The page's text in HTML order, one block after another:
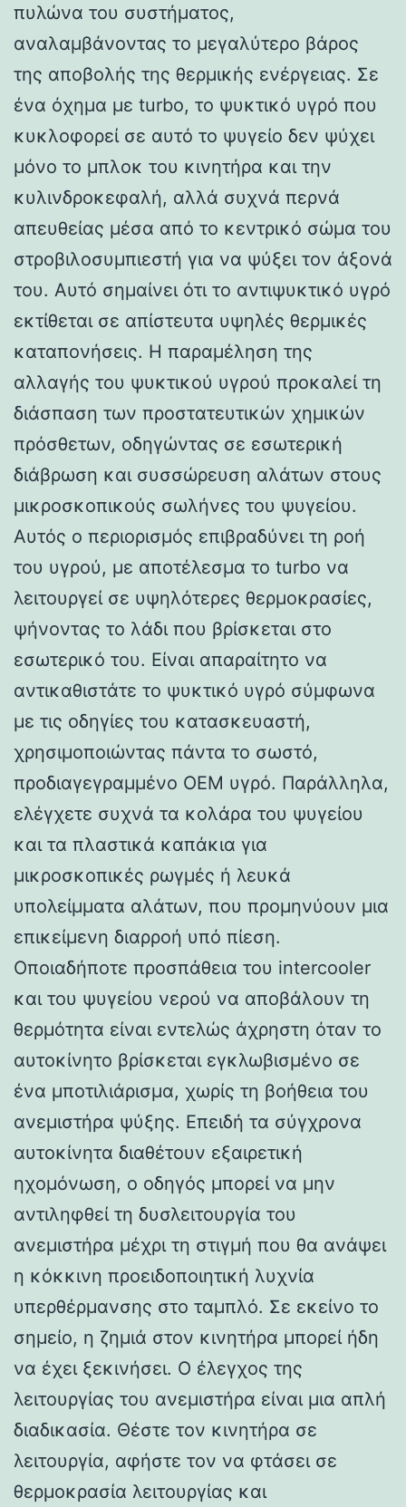
πυλώνα του συστήματος,
αναλαμβάνοντας το μεγαλύτερο βάρος
της αποβολής της θερμικής ενέργειας. Σε
ένα όχημα με turbo, το ψυκτικό υγρό που
κυκλοφορεί σε αυτό το ψυγείο δεν ψύχει
μόνο το μπλοκ του κινητήρα και την
κυλινδροκεφαλή, αλλά συχνά περνά
απευθείας μέσα από το κεντρικό σώμα του
στροβιλοσυμπιεστή για να ψύξει τον άξονά
του. Αυτό σημαίνει ότι το αντιψυκτικό υγρό
εκτίθεται σε απίστευτα υψηλές θερμικές
καταπονήσεις. Η παραμέληση της
αλλαγής του ψυκτικού υγρού προκαλεί τη
διάσπαση των προστατευτικών χημικών
πρόσθετων, οδηγώντας σε εσωτερική
διάβρωση και συσσώρευση αλάτων στους
μικροσκοπικούς σωλήνες του ψυγείου.
Αυτός ο περιορισμός επιβραδύνει τη ροή
του υγρού, με αποτέλεσμα το turbo να
λειτουργεί σε υψηλότερες θερμοκρασίες,
ψήνοντας το λάδι που βρίσκεται στο
εσωτερικό του. Είναι απαραίτητο να
αντικαθιστάτε το ψυκτικό υγρό σύμφωνα
με τις οδηγίες του κατασκευαστή,
χρησιμοποιώντας πάντα το σωστό,
προδιαγεγραμμένο OEM υγρό. Παράλληλα,
ελέγχετε συχνά τα κολάρα του ψυγείου
και τα πλαστικά καπάκια για
μικροσκοπικές ρωγμές ή λευκά
υπολείμματα αλάτων, που προμηνύουν μια
επικείμενη διαρροή υπό πίεση.
Οποιαδήποτε προσπάθεια του intercooler
και του ψυγείου νερού να αποβάλουν τη
θερμότητα είναι εντελώς άχρηστη όταν το
αυτοκίνητο βρίσκεται εγκλωβισμένο σε
ένα μποτιλιάρισμα, χωρίς τη βοήθεια του
ανεμιστήρα ψύξης. Επειδή τα σύγχρονα
αυτοκίνητα διαθέτουν εξαιρετική
ηχομόνωση, ο οδηγός μπορεί να μην
αντιληφθεί τη δυσλειτουργία του
ανεμιστήρα μέχρι τη στιγμή που θα ανάψει
η κόκκινη προειδοποιητική λυχνία
υπερθέρμανσης στο ταμπλό. Σε εκείνο το
σημείο, η ζημιά στον κινητήρα μπορεί ήδη
να έχει ξεκινήσει. Ο έλεγχος της
λειτουργίας του ανεμιστήρα είναι μια απλή
διαδικασία. Θέστε τον κινητήρα σε
λειτουργία, αφήστε τον να φτάσει σε
θερμοκρασία λειτουργίας και